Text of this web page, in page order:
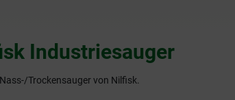
Industriesauger
Trockensauger von Nilfisk.